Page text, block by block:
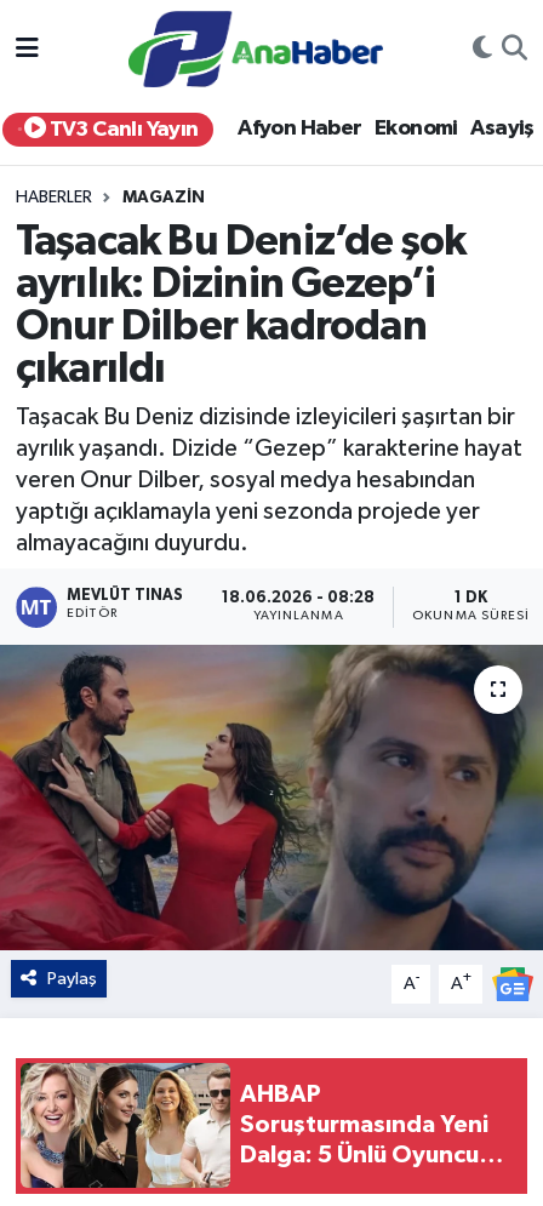
TV3 Canlı Yayın Afyon Haber Ekonomi Asayiş
HABERLER MAGAZIN
Taşacak Bu Deniz’de şok
ayrılık: Dizinin Gezep’i
Onur Dilber kadrodan
çıkarıldı
Taşacak Bu Deniz dizisinde izleyicileri şaşırtan bir
ayrılık yaşandı. Dizide “Gezep” karakterine hayat
veren Onur Dilber, sosyal medya hesabından
yaptığı açıklamayla yeni sezonda projede yer
almayacağını duyurdu.
MEVLÜT TINAS
EDITÖR
18.06.2026 - 08:28
YAYINLANMA
1 DK
OKUNMA SÜRESI
Paylaş A- A+
AHBAP
Soruşturmasında Yeni
Dalga: 5 Ünlü Oyuncu
Yurt Haber
Afyon Haber
Siyaset
Spor
Sağlık
Teknoloji
Kültür - Sanat
Yaşam
Afyonkarahisar Nöbetçi Eczaneler
Afyonkarahisar Hava Durumu
Afyonkarahisar Trafik Yoğunluk Haritası
Süper Lig Puan Durumu ve Fikstür
Son Dakika Haberleri
Haber Arşivi